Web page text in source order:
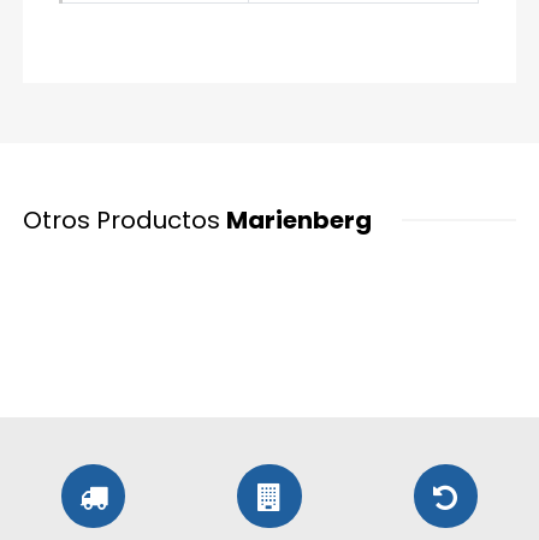
Otros Productos Marienberg